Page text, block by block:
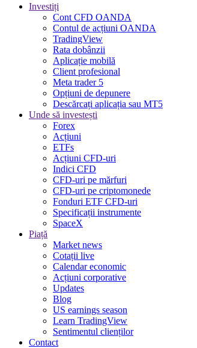
Investiți
Cont CFD OANDA
Contul de acțiuni OANDA
TradingView
Rata dobânzii
Aplicație mobilă
Client profesional
Meta trader 5
Opțiuni de depunere
Descărcați aplicația sau MT5
Unde să investești
Forex
Acțiuni
ETFs
Acțiuni CFD-uri
Indici CFD
CFD-uri pe mărfuri
CFD-uri pe criptomonede
Fonduri ETF CFD-uri
Specificații instrumente
SpaceX
Piață
Market news
Cotații live
Calendar economic
Acțiuni corporative
Updates
Blog
US earnings season
Learn TradingView
Sentimentul clienților
Contact